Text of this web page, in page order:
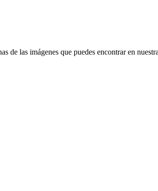
de las imágenes que puedes encontrar en